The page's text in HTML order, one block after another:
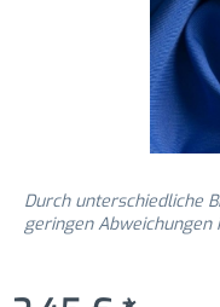
Durch unterschiedliche
geringen